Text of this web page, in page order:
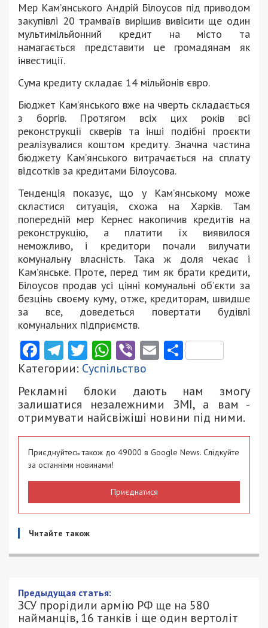
Мер Кам’янського Андрій Білоусов під приводом
закупівлі 20 трамваїв вирішив вивісити ще один
мультимільйонний кредит на місто та
намагається представити це громадянам як
інвестиції.
Сума кредиту складає 14 мільйонів євро.
Бюджет Кам’янського вже на чверть складається
з боргів. Протягом всіх цих років всі
реконструкції скверів та інші подібні проєкти
реалізувалися коштом кредиту. Значна частина
бюджету Кам’янського витрачається на сплату
відсотків за кредитами Білоусова.
Тенденція показує, що у Кам’янському може
скластися ситуація, схожа на Харків. Там
попередній мер Кернес накопичив кредитів на
реконструкцію, а платити їх виявилося
неможливо, і кредитори почали вилучати
комунальну власність. Така ж доля чекає і
Кам’янське. Проте, перед тим як брати кредити,
Білоусов продав усі цінні комунальні об’єкти за
безцінь своєму куму, отже, кредиторам, швидше
за все, доведеться повертати будівлі
комунальних підприємств.
Facebook
Telegram
Twitter
WhatsApp
ViberEmail
Категории: Суспільство
Рекламні блоки дають нам змогу
залишатися незалежними ЗМІ, а вам -
отримувати найсвіжіші новини під ними.
Приєднуйтесь також до 49000 в Google News. Слідкуйте
за останніми новинами!
Приєднатися
Читайте також
Предыдущая статья:
ЗСУ прорідили армію РФ ще на 580
найманців, 16 танків і ще один вертоліт